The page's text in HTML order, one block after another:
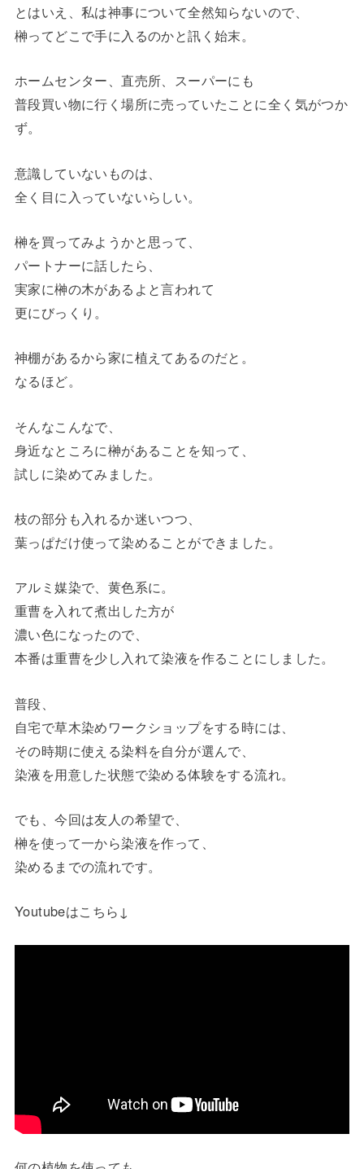
とはいえ、私は神事について全然知らないので、
榊ってどこで手に入るのかと訊く始末。
ホームセンター、直売所、スーパーにも
普段買い物に行く場所に売っていたことに全く気がつか
ず。
意識していないものは、
全く目に入っていないらしい。
榊を買ってみようかと思って、
パートナーに話したら、
実家に榊の木があるよと言われて
更にびっくり。
神棚があるから家に植えてあるのだと。
なるほど。
そんなこんなで、
身近なところに榊があることを知って、
試しに染めてみました。
枝の部分も入れるか迷いつつ、
葉っぱだけ使って染めることができました。
アルミ媒染で、黄色系に。
重曹を入れて煮出した方が
濃い色になったので、
本番は重曹を少し入れて染液を作ることにしました。
普段、
自宅で草木染めワークショップをする時には、
その時期に使える染料を自分が選んで、
染液を用意した状態で染める体験をする流れ。
でも、今回は友人の希望で、
榊を使って一から染液を作って、
染めるまでの流れです。
Youtubeはこちら↓